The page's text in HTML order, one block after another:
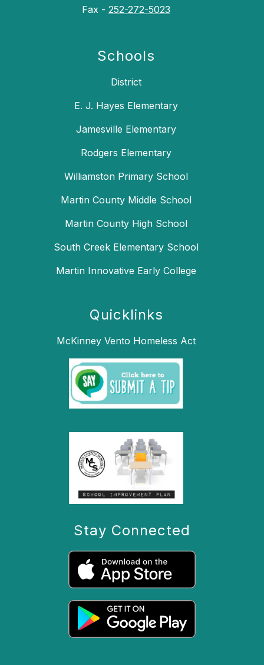
Fax - 252-272-5023
Schools
District
E. J. Hayes Elementary
Jamesville Elementary
Rodgers Elementary
Williamston Primary School
Martin County Middle School
Martin County High School
South Creek Elementary School
Martin Innovative Early College
Quicklinks
McKinney Vento Homeless Act
Stay Connected